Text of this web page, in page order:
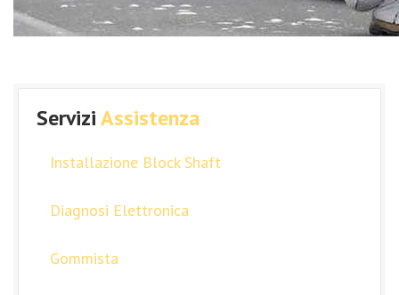
ServiziAssistenza
Installazione Block Shaft
Diagnosi Elettronica
Gommista